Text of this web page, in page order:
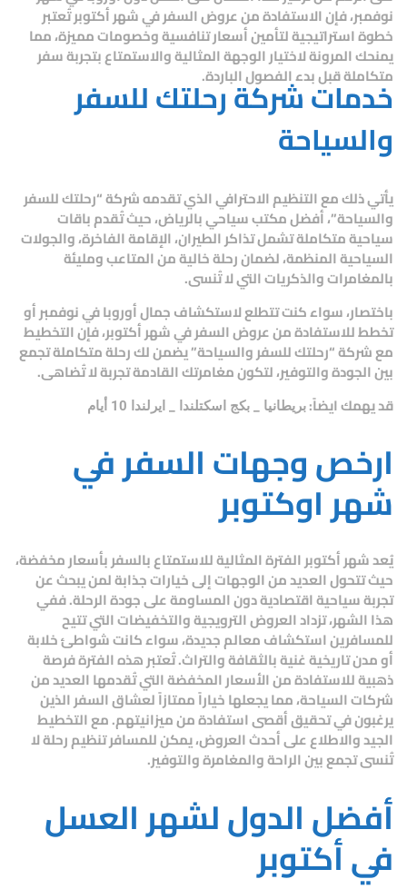
نوفمبر، فإن الاستفادة من عروض السفر في شهر أكتوبر تُعتبر
خطوة استراتيجية لتأمين أسعار تنافسية وخصومات مميزة، مما
يمنحك المرونة لاختيار الوجهة المثالية والاستمتاع بتجربة سفر
متكاملة قبل بدء الفصول الباردة.
خدمات شركة رحلتك للسفر
والسياحة
يأتي ذلك مع التنظيم الاحترافي الذي تقدمه شركة “رحلتك للسفر
والسياحة”، أفضل مكتب سياحي بالرياض، حيث تُقدم باقات
سياحية متكاملة تشمل تذاكر الطيران، الإقامة الفاخرة، والجولات
السياحية المنظمة، لضمان رحلة خالية من المتاعب ومليئة
بالمغامرات والذكريات التي لا تُنسى.
باختصار، سواء كنت تتطلع لاستكشاف جمال أوروبا في نوفمبر أو
تخطط للاستفادة من عروض السفر في شهر أكتوبر، فإن التخطيط
مع شركة “رحلتك للسفر والسياحة” يضمن لك رحلة متكاملة تجمع
بين الجودة والتوفير، لتكون مغامرتك القادمة تجربة لا تُضاهى.
قد يهمك ايضاً: بريطانيا _ بكج اسكتلندا _ ايرلندا 10 أيام
ارخص وجهات السفر في
شهر اوكتوبر
يُعد شهر أكتوبر الفترة المثالية للاستمتاع بالسفر بأسعار مخفضة،
حيث تتحول العديد من الوجهات إلى خيارات جذابة لمن يبحث عن
تجربة سياحية اقتصادية دون المساومة على جودة الرحلة. ففي
هذا الشهر، تزداد العروض الترويجية والتخفيضات التي تتيح
للمسافرين استكشاف معالم جديدة، سواء كانت شواطئ خلابة
أو مدن تاريخية غنية بالثقافة والتراث. تُعتبر هذه الفترة فرصة
ذهبية للاستفادة من الأسعار المخفضة التي تُقدمها العديد من
شركات السياحة، مما يجعلها خياراً ممتازاً لعشاق السفر الذين
يرغبون في تحقيق أقصى استفادة من ميزانيتهم. مع التخطيط
الجيد والاطلاع على أحدث العروض، يمكن للمسافر تنظيم رحلة لا
تُنسى تجمع بين الراحة والمغامرة والتوفير.
أفضل الدول لشهر العسل
في أكتوبر